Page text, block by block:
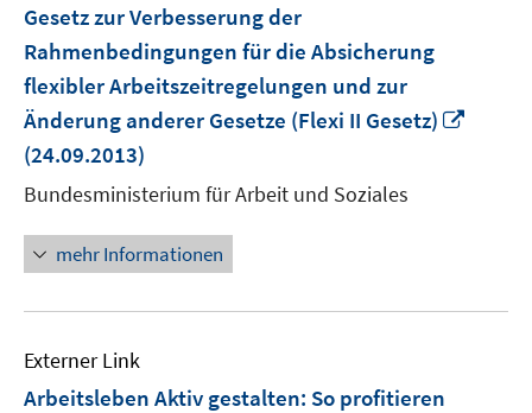
Gesetz zur Verbesserung der
Rahmenbedingungen für die Absicherung
flexibler Arbeitszeitregelungen und zur
Änderung anderer Gesetze (Flexi II Gesetz)
(24.09.2013)
Bundesministerium für Arbeit und Soziales
mehr Informationen
Externer Link
Arbeitsleben Aktiv gestalten: So profitieren